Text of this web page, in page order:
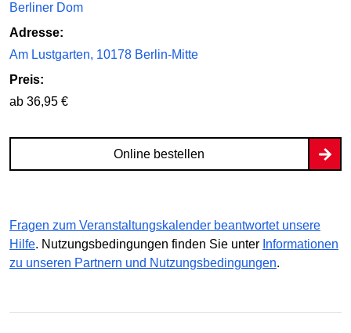
Berliner Dom
Adresse:
Am Lustgarten, 10178 Berlin-Mitte
Preis:
ab 36,95 €
Online bestellen
Fragen zum Veranstaltungskalender beantwortet unsere
Hilfe. Nutzungsbedingungen finden Sie unter Informationen
zu unseren Partnern und Nutzungsbedingungen.